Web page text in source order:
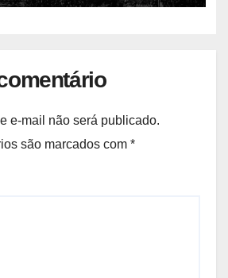
e-mail não será publicado.
são marcados com *